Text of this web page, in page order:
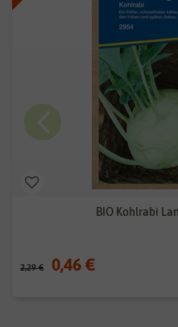
BIO Kohlrabi
2,29 € 0,46 €